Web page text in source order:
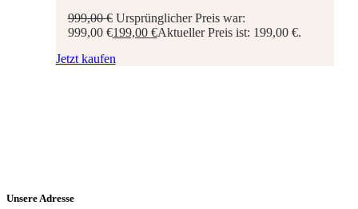
999,00€ Ursprünglicher Preis war:
999,00 €199,00 €Aktueller Preis ist: 199,00 €.
Jetzt kaufen
Unsere Adresse